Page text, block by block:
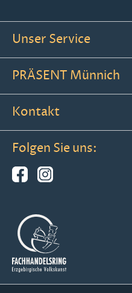
Unser Service
PRÄSENT Münnich
Kontakt
Folgen Sie uns: